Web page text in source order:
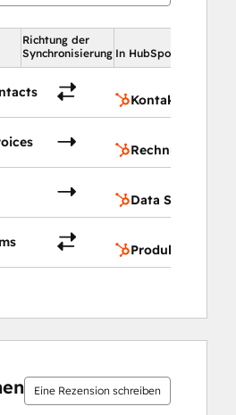
Richtung der
Synchronisierung In HubSpot
Kontakte
Rechnungen
Data Studio
Produkte
Eine Rezension schreiben